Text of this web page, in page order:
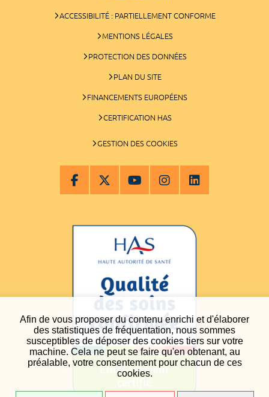
Afin de vous proposer du contenu enrichi et d'élaborer
des statistiques de fréquentation, nous sommes
susceptibles de déposer des cookies tiers sur votre
machine. Cela ne peut se faire qu'en obtenant, au
préalable, votre consentement pour chacun de ces
cookies.
ACCESSIBILITÉ : PARTIELLEMENT CONFORME
MENTIONS LÉGALES
PROTECTION DES DONNÉES
PLAN DU SITE
FINANCEMENTS EUROPÉENS
CERTIFICATION HAS
GESTION DES COOKIES